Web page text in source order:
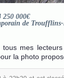
000€
de
tous mes
la photo